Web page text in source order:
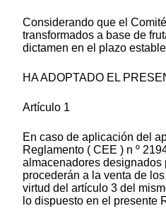
Considerando que el
transformados a base de
dictamen en el plazo
HA ADOPTADO EL
Artículo 1
En caso de aplicación del
Reglamento ( CEE ) n º
almacenadores designados
procederán a la venta de
virtud del artículo 3 del
lo dispuesto en el presente